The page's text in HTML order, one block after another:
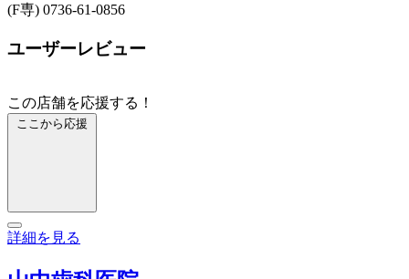
(F専) 0736-61-0856
ユーザーレビュー
この店舗を応援する！
ここから応援
詳細を見る